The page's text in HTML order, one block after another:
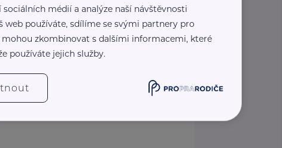
médií a analýze naší návštěvnosti
web používáte, sdílíme se svými partnery pro
zkombinovat s dalšími informacemi, které
používáte jejich služby.